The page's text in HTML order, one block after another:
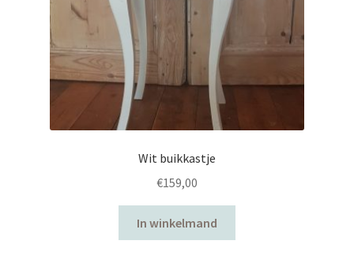
Wit buikkastje
€159,00
In winkelmand